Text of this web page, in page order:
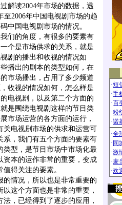
解读2004年市场的数据，透
至2006年中国电视剧市场的趋
中国电视剧市场的情况。
的角度，有很多的要素有
个是市场供求的关系，就是
剧的播出和收视的情况如
播出的剧本的类型如何，在
市场播出，占用了多少频道
收视的情况如何，怎么样是
电视剧，以及第二个方面的
是围绕电视剧这样的节目类
市场运营的各方面的运行，
关电视剧市场的供求和运营可
系，我们有五个方面的要素有
类型，是节目市场中市场化最
资本的运作非常的重要，变成
得关注的要素。
情况，所以也是非常重要的
这个方面也是非常的重要，
，已经得到了逐步的应用，